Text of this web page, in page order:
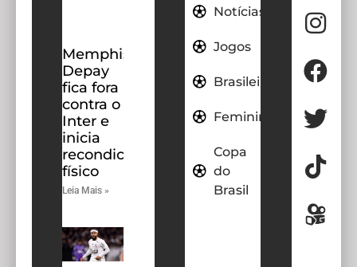
Memphis
Depay
fica fora
contra o
Inter e
inicia
recondicionamento
físico
Leia Mais »
Notícias
Jogos
Brasileirao
Feminino
Copa
do
Brasil